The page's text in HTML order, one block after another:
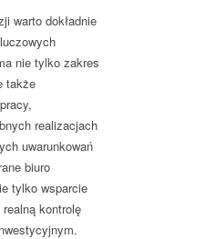
warto dokładnie
nie tylko zakres
także
realizacjach
uwarunkowań
biuro
tylko wsparcie
kontrolę